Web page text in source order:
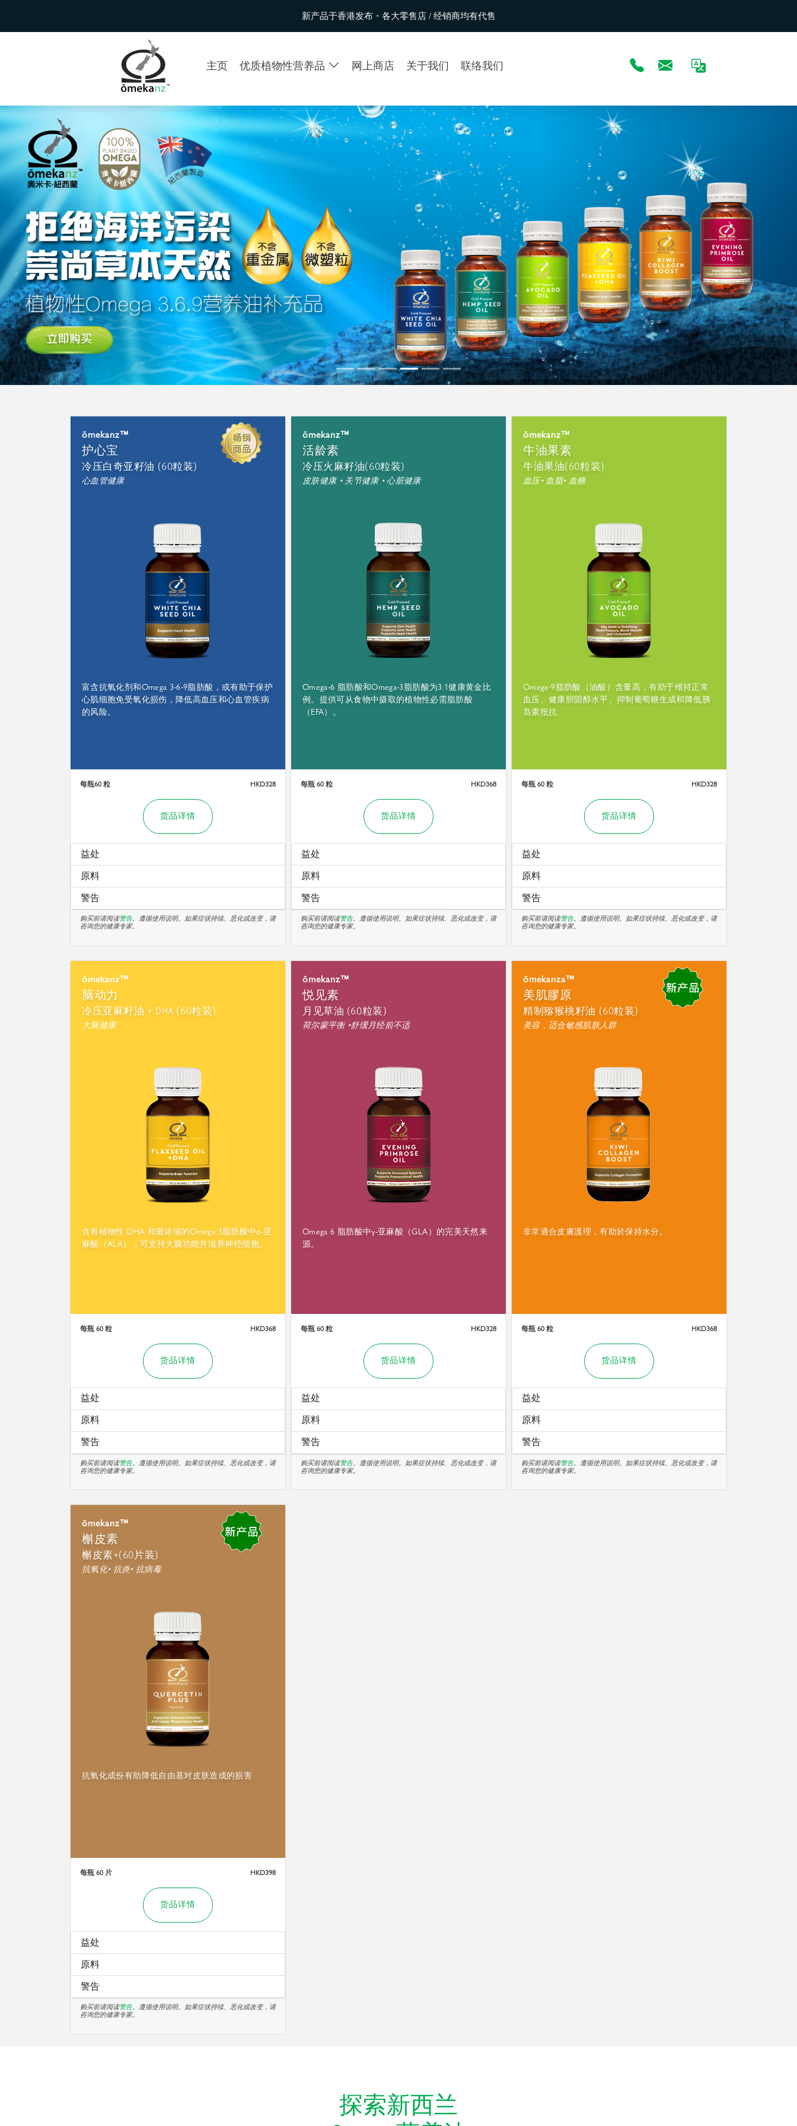
新产品于香港发布・各大零售店 / 经销商均有代售
主页 优质植物性营养品 网上商店 关于我们 联络我们
可追溯的种子
来源于自耕农田
产自OMEKANZ农田
ōmekanz™
护心宝
冷压白奇亚籽油 (60粒装)
心血管健康
富含抗氧化剂和Omega 3-6-9脂肪酸，或有助于保护
心肌细胞免受氧化损伤，降低高血压和心血管疾病
的风险。
每瓶60 粒 HKD328
货品详情
益处
原料
警告
购买前请阅读警告。遵循使用说明。如果症状持续、恶化或改变，请
咨询您的健康专家。
ōmekanz™
活龄素
冷压火麻籽油(60粒装)
皮肤健康 • 关节健康 • 心脏健康
Omega-6 脂肪酸和Omega-3脂肪酸为3:1健康黄金比
例。提供可从食物中摄取的植物性必需脂肪酸
（EFA）。
每瓶 60 粒 HKD368
货品详情
益处
原料
警告
购买前请阅读警告。遵循使用说明。如果症状持续、恶化或改变，请
咨询您的健康专家。
ōmekanz™
牛油果素
牛油果油(60粒装)
血压• 血脂• 血糖
Omega-9脂肪酸（油酸）含量高，有助于维持正常
血压、健康胆固醇水平、抑制葡萄糖生成和降低胰
岛素抵抗
每瓶 60 粒 HKD328
货品详情
益处
原料
警告
购买前请阅读警告。遵循使用说明。如果症状持续、恶化或改变，请
咨询您的健康专家。
ōmekanz™
脑动力
冷压亚麻籽油 + DHA (60粒装)
大脑健康
含有植物性 DHA 和最浓缩的Omega 3脂肪酸中α-亚
麻酸（ALA），可支持大脑功能并滋养神经细胞。
每瓶 60 粒 HKD368
货品详情
益处
原料
警告
购买前请阅读警告。遵循使用说明。如果症状持续、恶化或改变，请
咨询您的健康专家。
ōmekanz™
悦见素
月见草油 (60粒装)
荷尔蒙平衡 •舒缓月经前不适
Omega 6 脂肪酸中γ-亚麻酸（GLA）的完美天然来
源。
每瓶 60 粒 HKD328
货品详情
益处
原料
警告
购买前请阅读警告。遵循使用说明。如果症状持续、恶化或改变，请
咨询您的健康专家。
ōmekanza™
美肌膠原
精制猕猴桃籽油 (60粒装)
美容，适合敏感肌肤人群
非常適合皮膚護理，有助於保持水分。
每瓶 60 粒 HKD368
货品详情
益处
原料
警告
购买前请阅读警告。遵循使用说明。如果症状持续、恶化或改变，请
咨询您的健康专家。
ōmekanz™
槲皮素
槲皮素+(60片装)
抗氧化• 抗炎• 抗病毒
抗氧化成份有助降低自由基对皮肤造成的损害
每瓶 60 片 HKD398
货品详情
益处
原料
警告
购买前请阅读警告。遵循使用说明。如果症状持续、恶化或改变，请
咨询您的健康专家。
探索新西兰